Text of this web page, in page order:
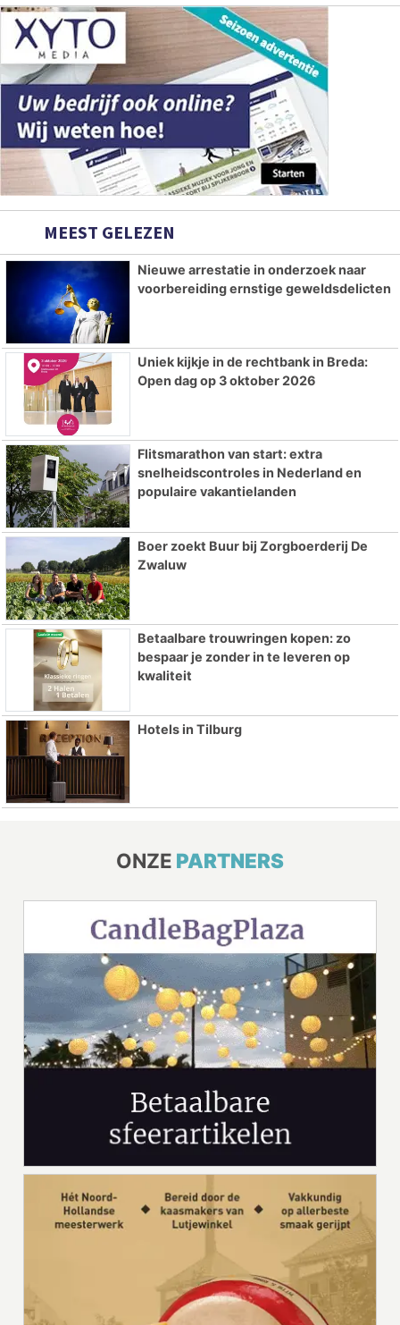
MEEST GELEZEN
Nieuwe arrestatie in onderzoek naar
voorbereiding ernstige geweldsdelicten
Uniek kijkje in de rechtbank in Breda:
Open dag op 3 oktober 2026
Flitsmarathon van start: extra
snelheidscontroles in Nederland en
populaire vakantielanden
Boer zoekt Buur bij Zorgboerderij De
Zwaluw
Betaalbare trouwringen kopen: zo
bespaar je zonder in te leveren op
kwaliteit
Hotels in Tilburg
ONZE PARTNERS